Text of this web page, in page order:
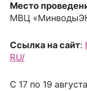
Место
МВЦ
Ссылка на сайт:
RU/
С 17 по 19